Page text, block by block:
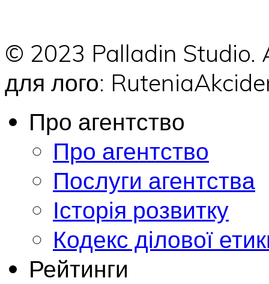
© 2023 Palladin
для лого:
Про агентство
Про агентство
Послуги агентства
Історія розвитку
Кодекс ділової
Рейтинги